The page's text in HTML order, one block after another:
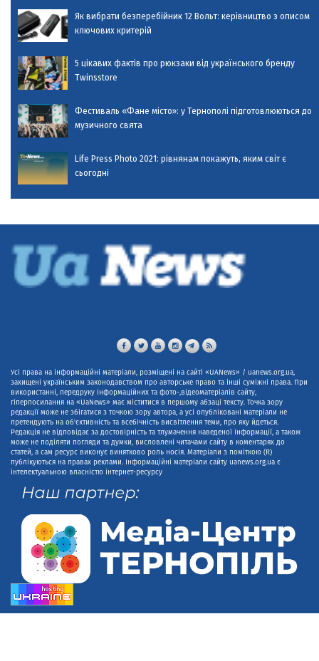
Як вибрати безперебійник 12 Вольт: керівництво з описом
ключових критерій
5 цікавих фактів про рюкзаки від українського бренду
Twinsstore
Фестиваль «Фане місто»: у Тернополі підготовлюються до
музичного свята
Life Press Photo 2021: рівнянам покажуть, яким світ є
сьогодні
Усі права на інформаційні матеріали, розміщені на сайті «UANews» / uanews.org.ua,
захищені українським законодавством про авторське право та інші суміжні права. При
використанні, передруку інформаційних та фото-,відеоматеріалів сайту,
гіперпосилання на «UaNews» має міститися в першому абзаці тексту. Точка зору
редакції може не збігатися з точкою зору автора, а усі опубліковані матеріали не
претендують на об'єктивність та всебічність висвітлення теми, про яку йдеться.
Редакція не відповідає за достовірність та тлумачення наведеної інформації, а також
може не поділяти погляди та думки, висловлені читачами сайту в коментарях до
статей, а сам ресурс виконує винятково роль носія. Матеріали з поміткою (R)
публікуються на правах реклами. Інформаційні матеріали сайту uanews.org.ua є
інтелектуальною власністю інтернет-ресурсу